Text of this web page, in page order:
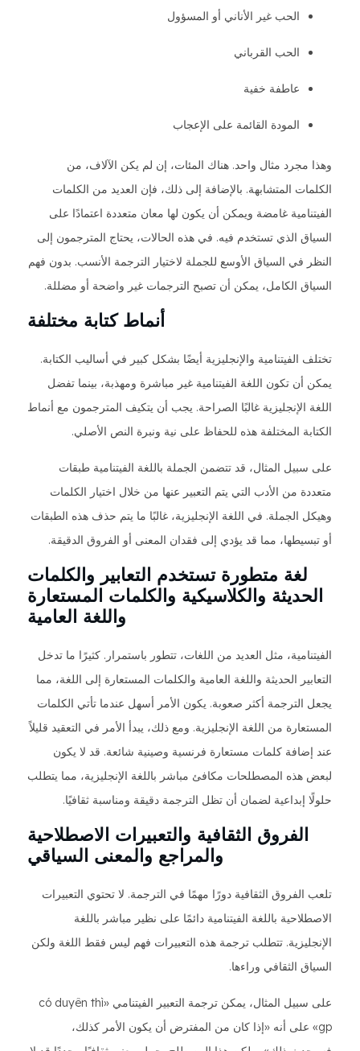
الحب غير الأناني أو المسؤول
الحب القرباني
عاطفة خفية
المودة القائمة على الإعجاب
وهذا مجرد مثال واحد. هناك المئات، إن لم يكن الآلاف، من
الكلمات المتشابهة. بالإضافة إلى ذلك، فإن العديد من الكلمات
الفيتنامية غامضة ويمكن أن يكون لها معان متعددة اعتمادًا على
السياق الذي تستخدم فيه. في هذه الحالات، يحتاج المترجمون إلى
النظر في السياق الأوسع للجملة لاختيار الترجمة الأنسب. بدون فهم
السياق الكامل، يمكن أن تصبح الترجمات غير واضحة أو مضللة.
أنماط كتابة مختلفة
تختلف الفيتنامية والإنجليزية أيضًا بشكل كبير في أساليب الكتابة.
يمكن أن تكون اللغة الفيتنامية غير مباشرة ومهذبة، بينما تفضل
اللغة الإنجليزية غالبًا الصراحة. يجب أن يتكيف المترجمون مع أنماط
الكتابة المختلفة هذه للحفاظ على نية ونبرة النص الأصلي.
على سبيل المثال، قد تتضمن الجملة باللغة الفيتنامية طبقات
متعددة من الأدب التي يتم التعبير عنها من خلال اختيار الكلمات
وهيكل الجملة. في اللغة الإنجليزية، غالبًا ما يتم حذف هذه الطبقات
أو تبسيطها، مما قد يؤدي إلى فقدان المعنى أو الفروق الدقيقة.
لغة متطورة تستخدم التعابير والكلمات
الحديثة والكلاسيكية والكلمات المستعارة
واللغة العامية
الفيتنامية، مثل العديد من اللغات، تتطور باستمرار. كثيرًا ما تدخل
التعابير الحديثة واللغة العامية والكلمات المستعارة إلى اللغة، مما
يجعل الترجمة أكثر صعوبة. يكون الأمر أسهل عندما تأتي الكلمات
المستعارة من اللغة الإنجليزية. ومع ذلك، يبدأ الأمر في التعقيد قليلاً
عند إضافة كلمات مستعارة فرنسية وصينية شائعة. قد لا يكون
لبعض هذه المصطلحات مكافئ مباشر باللغة الإنجليزية، مما يتطلب
حلولًا إبداعية لضمان أن تظل الترجمة دقيقة ومناسبة ثقافيًا.
الفروق الثقافية والتعبيرات الاصطلاحية
والمراجع والمعنى السياقي
تلعب الفروق الثقافية دورًا مهمًا في الترجمة. لا تحتوي التعبيرات
الاصطلاحية باللغة الفيتنامية دائمًا على نظير مباشر باللغة
الإنجليزية. تتطلب ترجمة هذه التعبيرات فهم ليس فقط اللغة ولكن
السياق الثقافي وراءها.
على سبيل المثال، يمكن ترجمة التعبير الفيتنامي «có duyên thì
gp» على أنه «إذا كان من المفترض أن يكون الأمر كذلك،